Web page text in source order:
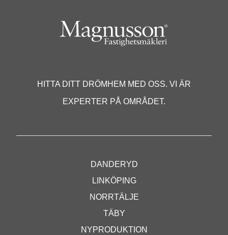
HITTA DITT DRÖMHEM MED OSS. VI ÄR
EXPERTER PÅ OMRÅDET.
DANDERYD
LINKÖPING
NORRTÄLJE
TÄBY
NYPRODUKTION